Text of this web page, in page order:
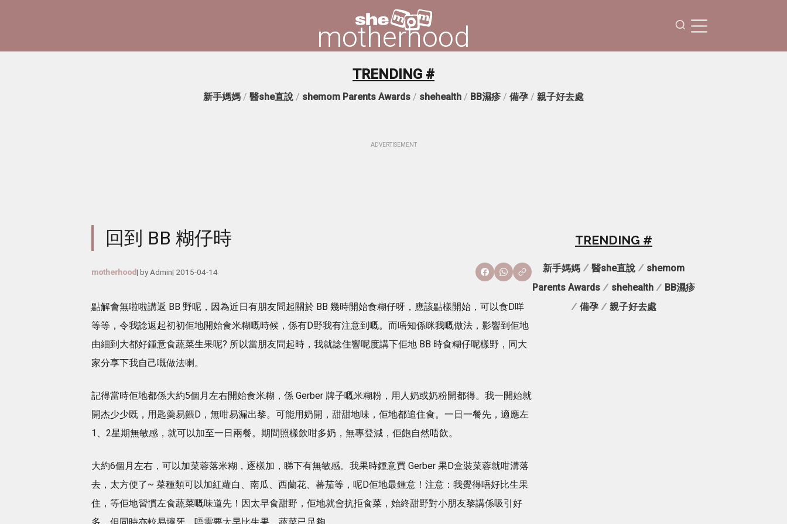
motherhood
TRENDING #
新手媽媽 / 醫she直說 / shemom Parents Awards / shehealth / BB濕疹 / 備孕 / 親子好去處
ADVERTISEMENT
回到 BB 糊仔時
motherhood| by Admin| 2015-04-14
點解會無啦啦講返 BB 野呢，因為近日有朋友問起關於 BB 幾時開始食糊仔呀，應該點樣開始，可以食D咩
等等，令我諗返起初初佢地開始食米糊嘅時候，係有D野我有注意到嘅。而唔知係咪我嘅做法，影響到佢地
由細到大都好鍾意食蔬菜生果呢? 所以當朋友問起時，我就諗住響呢度講下佢地 BB 時食糊仔呢樣野，同大
家分享下我自己嘅做法喇。
記得當時佢地都係大約5個月左右開始食米糊，係 Gerber 牌子嘅米糊粉，用人奶或奶粉開都得。我一開始就
開杰少少既，用匙羮易餵D，無咁易漏出黎。可能用奶開，甜甜地味，佢地都追住食。一日一餐先，適應左
1、2星期無敏感，就可以加至一日兩餐。期間照樣飲咁多奶，無專登減，佢飽自然唔飲。
大約6個月左右，可以加菜蓉落米糊，逐樣加，睇下有無敏感。我果時鍾意買 Gerber 果D盒裝菜蓉就咁溝落
去，太方便了~ 菜種類可以加紅蘿白、南瓜、西蘭花、蕃茄等，呢D佢地最鍾意！注意：我覺得唔好比生果
住，等佢地習慣左食蔬菜嘅味道先！因太早食甜野，佢地就會抗拒食菜，始終甜野對小朋友黎講係吸引好
TRENDING #
新手媽媽 / 醫she直說 / shemom
Parents Awards / shehealth / BB濕疹
/ 備孕 / 親子好去處